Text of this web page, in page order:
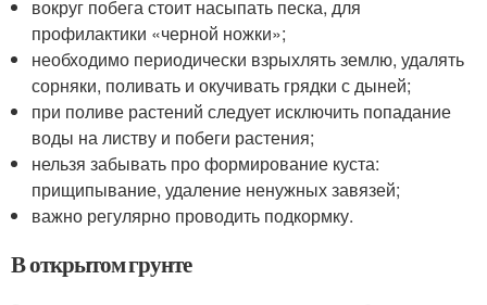
вокруг побега стоит насыпать песка, для
профилактики «черной ножки»;
необходимо периодически взрыхлять землю, удалять
сорняки, поливать и окучивать грядки с дыней;
при поливе растений следует исключить попадание
воды на листву и побеги растения;
нельзя забывать про формирование куста:
прищипывание, удаление ненужных завязей;
важно регулярно проводить подкормку.
В открытом грунте